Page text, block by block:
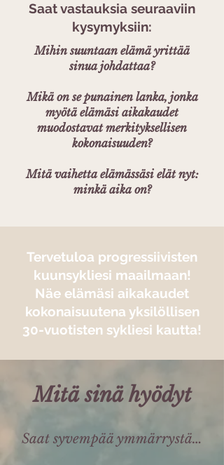
Saat vastauksia seuraaviin
kysymyksiin:
Mihin suuntaan elämä yrittää
sinua johdattaa?
Mikä on se punainen lanka, jonka
myötä elämäsi aikakaudet
muodostavat merkityksellisen
kokonaisuuden?
Mitä vaihetta elämässäsi elät nyt:
minkä aika on?
Tervetuloa progressiivisten
kuunsykliesi maailmaan!
Näe elämäsi aikakaudet
kokonaisuutena yksilöllisen
30-vuotisten sykliesi kautta!
Mitä sinä hyödyt
Saat syvempää ymmärrystä…